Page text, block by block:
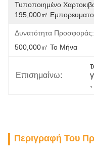
Τυποποιημένο
195,000㎡
Δυνατότητα Προσφοράς:
500,000㎡ Το Μήνα
Επισημαίνω:
,
Περιγραφή Του